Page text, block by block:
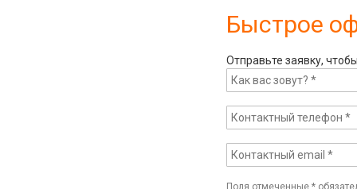
Быстрое
Отправьте заявку,
Поля отмеченные*